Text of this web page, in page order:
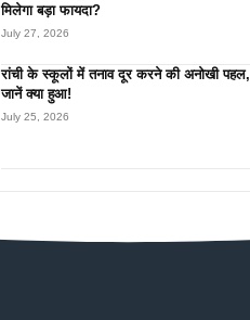
मिलेगा बड़ा फायदा?
July 27, 2026
रांची के स्कूलों में तनाव दूर करने की अनोखी पहल,
जानें क्या हुआ!
July 25, 2026